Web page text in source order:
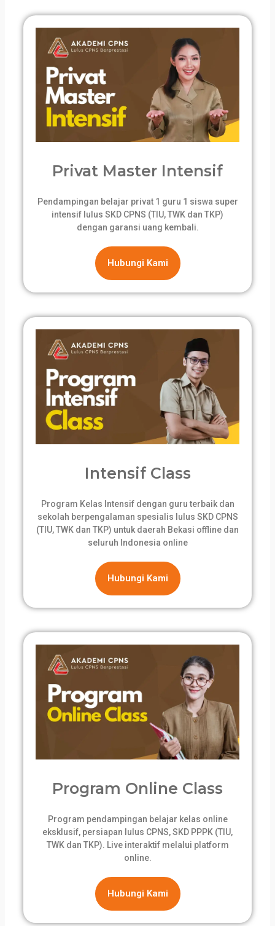
Privat Master Intensif
Pendampingan belajar privat 1 guru 1 siswa super
intensif lulus SKD CPNS (TIU, TWK dan TKP)
dengan garansi uang kembali.
Hubungi Kami
Intensif Class
Program Kelas Intensif dengan guru terbaik dan
sekolah berpengalaman spesialis lulus SKD CPNS
(TIU, TWK dan TKP) untuk daerah Bekasi offline dan
seluruh Indonesia online
Hubungi Kami
Program Online Class
Program pendampingan belajar kelas online
eksklusif, persiapan lulus CPNS, SKD PPPK (TIU,
TWK dan TKP). Live interaktif melalui platform
online.
Hubungi Kami